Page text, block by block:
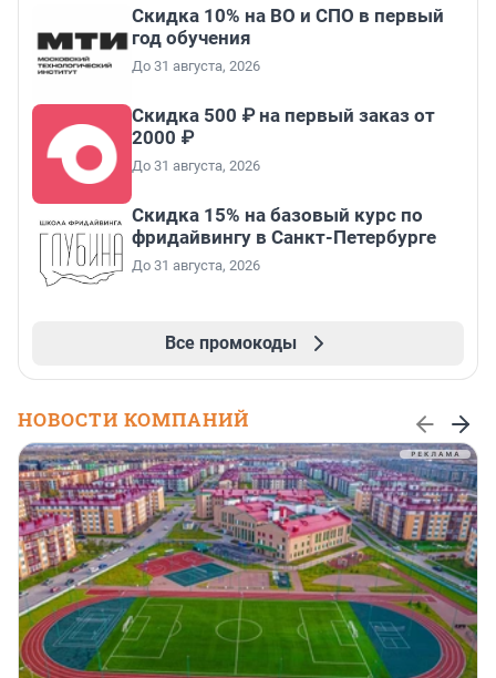
Скидка 10% на ВО и СПО в первый
год обучения
До 31 августа, 2026
Скидка 500 ₽ на первый заказ от
2000 ₽
До 31 августа, 2026
Скидка 15% на базовый курс по
фридайвингу в Санкт-Петербурге
До 31 августа, 2026
Все промокоды
НОВОСТИ КОМПАНИЙ